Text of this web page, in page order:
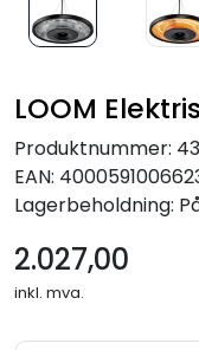
LOOM
Produktnummer:
EAN:
Lagerbeholdning:
2.027,00
inkl. mva.